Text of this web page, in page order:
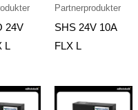
24V
L
Partnerprodukter
SHS 24V 10A
FLX L